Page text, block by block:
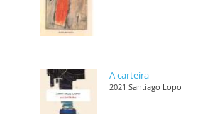
A carteira
2021 Santiago Lopo